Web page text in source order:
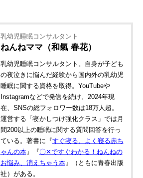
乳幼児睡眠コンサルタント
ねんねママ（和氣 春花）
乳幼児睡眠コンサルタント。自身が子ども
の夜泣きに悩んだ経験から国内外の乳幼児
睡眠に関する資格を取得。YouTubeや
Instagramなどで発信を続け、2024年現
在、SNSの総フォロワー数は18万人超。
運営する「寝かしつけ強化クラス」では月
間200以上の睡眠に関する質問回答を行っ
ている。著書に『すぐ寝る、よく寝る赤ち
ゃんの本』『〇✕ですぐわかる！ねんねの
お悩み、消えちゃう本』（ともに青春出版
社）がある。